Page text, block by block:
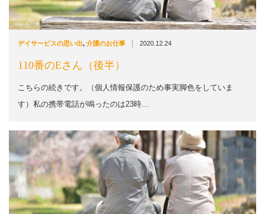
デイサービスの思い出, 介護のお仕事 | 2020.12.24
110番のEさん（後半）
こちらの続きです。（個人情報保護のため事実脚色をしていま
す）私の携帯電話が鳴ったのは23時…